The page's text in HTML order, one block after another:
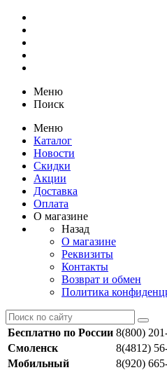
Меню
Поиск
Меню
Каталог
Новости
Скидки
Акции
Доставка
Оплата
О магазине
Назад
О магазине
Реквизиты
Контакты
Возврат и обмен
Политика
Бесплатно по России 8(800)
Смоленск
8(4812)
Мобильный
8(920)